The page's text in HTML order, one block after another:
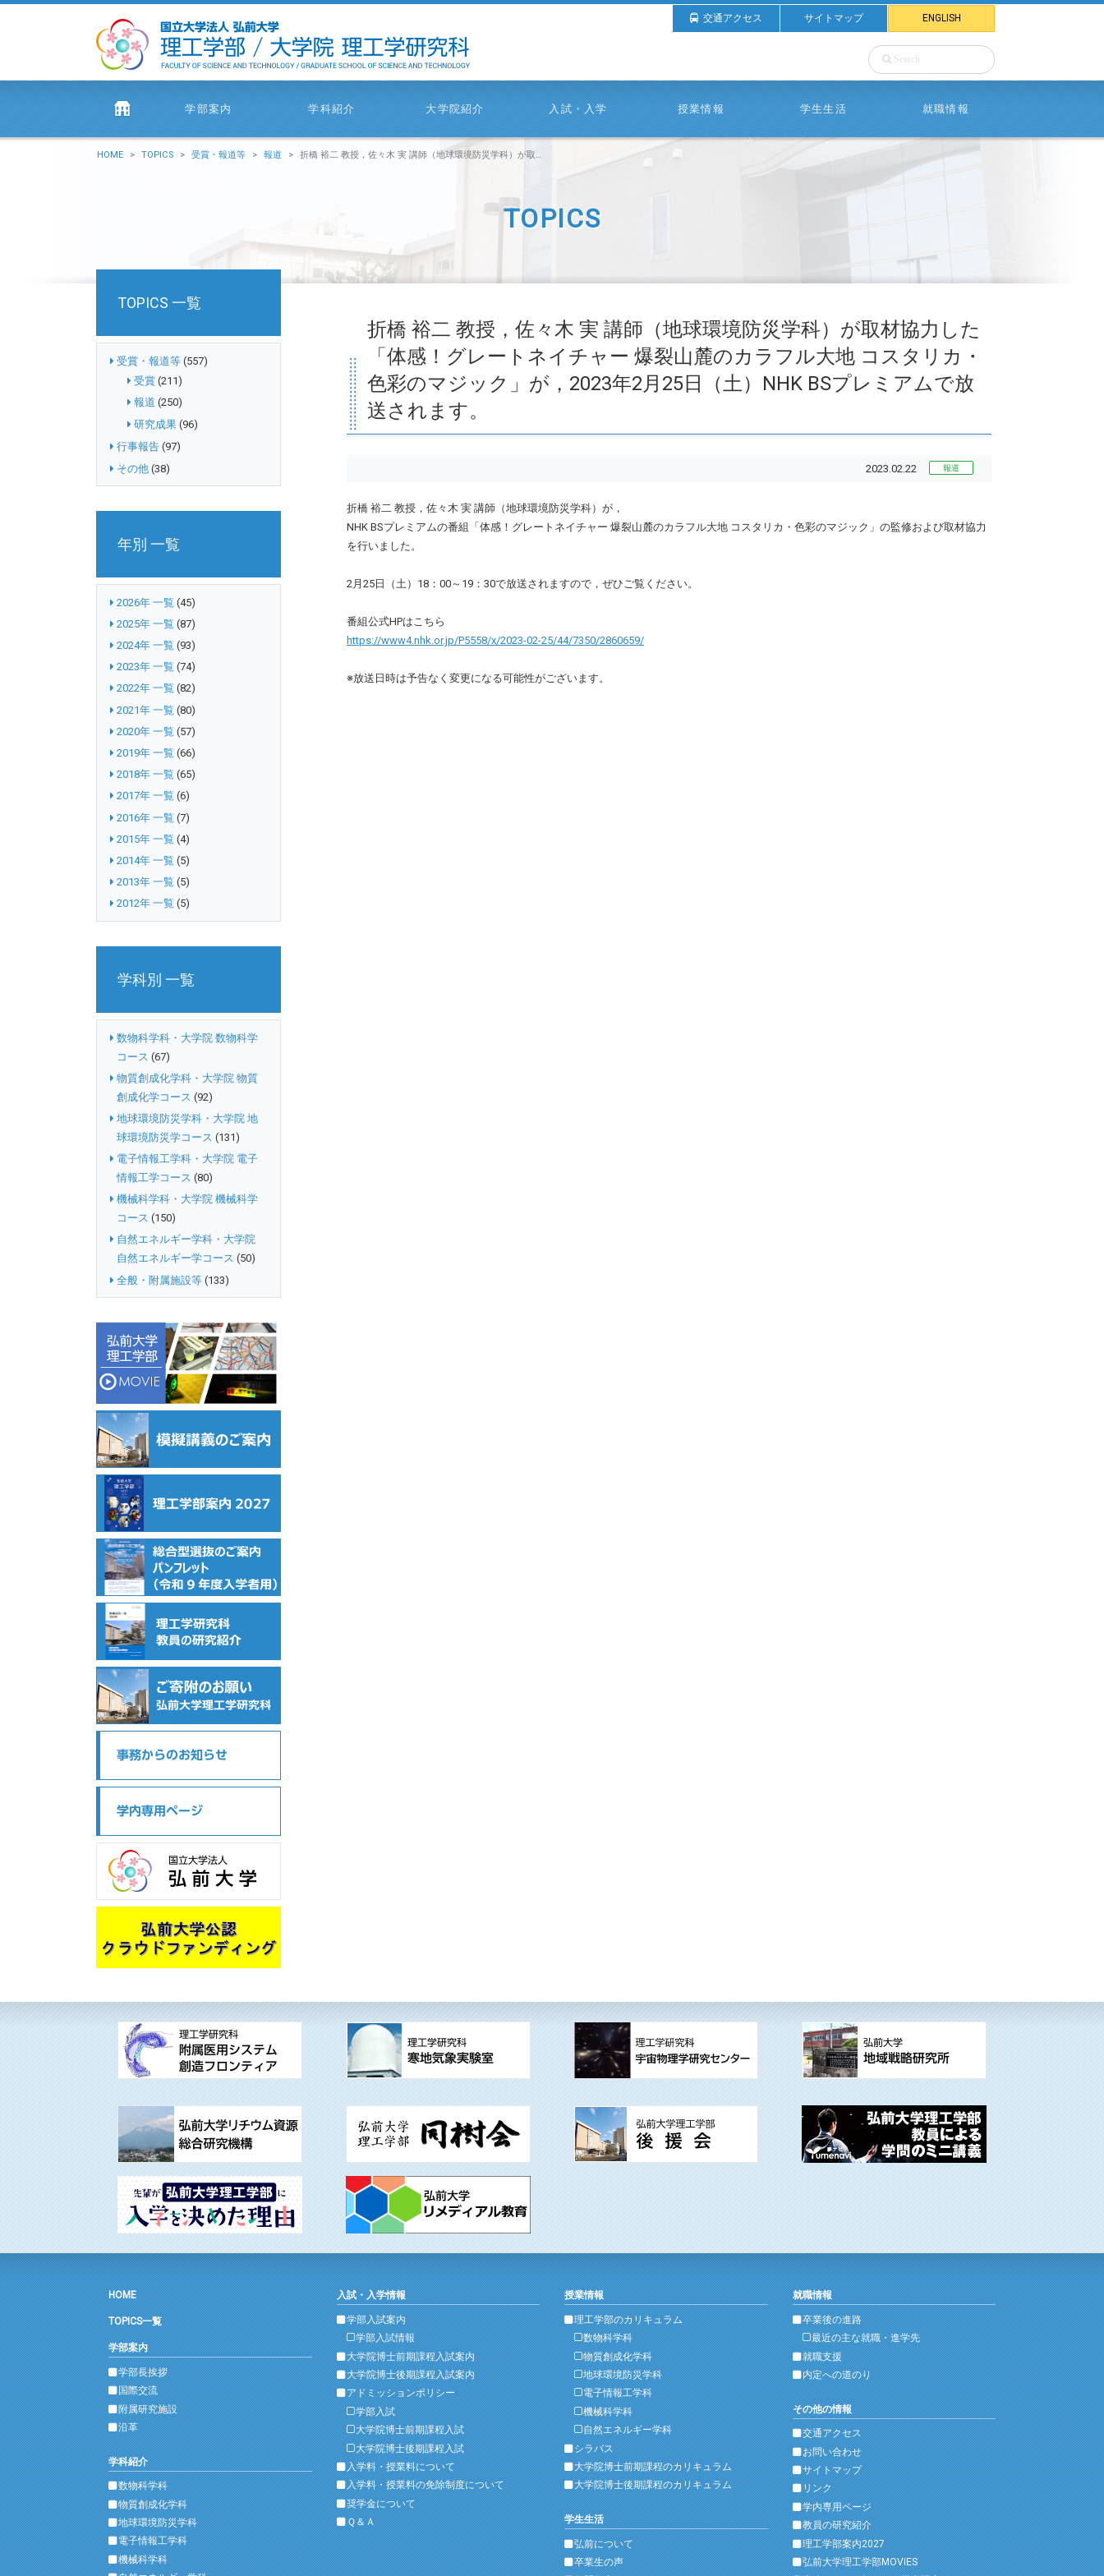
交通アクセス サイトマップ ENGLISH
学部案内 学科紹介 大学院紹介 入試・入学 授業情報 学生生活 就職情報
HOME TOPICS 受賞・報道等 報道 折橋 裕二 教授，佐々木 実 講師（地球環境防災学科）が取材協力した「体感！グレートネイチャー 爆裂山麓のカラフル大地 コスタリカ・色彩のマジック」が，2023年2月25日（土）NHK BSプレミアムで放送されます。
TOPICS
TOPICS 一覧
受賞・報道等 (557)
受賞 (211)
報道 (250)
研究成果 (96)
行事報告 (97)
その他 (38)
年別 一覧
2026年 一覧 (45)
2025年 一覧 (87)
2024年 一覧 (93)
2023年 一覧 (74)
2022年 一覧 (82)
2021年 一覧 (80)
2020年 一覧 (57)
2019年 一覧 (66)
2018年 一覧 (65)
2017年 一覧 (6)
2016年 一覧 (7)
2015年 一覧 (4)
2014年 一覧 (5)
2013年 一覧 (5)
2012年 一覧 (5)
学科別 一覧
数物科学科・大学院 数物科学
コース (67)
物質創成化学科・大学院 物質
創成化学コース (92)
地球環境防災学科・大学院 地
球環境防災学コース (131)
電子情報工学科・大学院 電子
情報工学コース (80)
機械科学科・大学院 機械科学
コース (150)
自然エネルギー学科・大学院
自然エネルギー学コース (50)
全般・附属施設等 (133)
折橋 裕二 教授，佐々木 実 講師（地球環境防災学科）が取材協力した
「体感！グレートネイチャー 爆裂山麓のカラフル大地 コスタリカ・
色彩のマジック」が，2023年2月25日（土）NHK BSプレミアムで放
送されます。
2023.02.22 報道
折橋 裕二 教授，佐々木 実 講師（地球環境防災学科）が，
NHK BSプレミアムの番組「体感！グレートネイチャー 爆裂山麓のカラフル大地 コスタリカ・色彩のマジック」の監修および取材協力
を行いました。
2月25日（土）18：00～19：30で放送されますので，ぜひご覧ください。
番組公式HPはこちら
https://www4.nhk.or.jp/P5558/x/2023-02-25/44/7350/2860659/
※放送日時は予告なく変更になる可能性がございます。
HOME
TOPICS一覧
学部案内
学部長挨拶
国際交流
附属研究施設
沿革
学科紹介
数物科学科
物質創成化学科
地球環境防災学科
電子情報工学科
機械科学科
入試・入学情報
学部入試案内
学部入試情報
大学院博士前期課程入試案内
大学院博士後期課程入試案内
アドミッションポリシー
学部入試
大学院博士前期課程入試
大学院博士後期課程入試
入学料・授業料について
入学料・授業料の免除制度について
奨学金について
Ｑ＆Ａ
授業情報
理工学部のカリキュラム
数物科学科
物質創成化学科
地球環境防災学科
電子情報工学科
機械科学科
自然エネルギー学科
シラバス
大学院博士前期課程のカリキュラム
大学院博士後期課程のカリキュラム
学生生活
弘前について
卒業生の声
就職情報
卒業後の進路
最近の主な就職・進学先
就職支援
内定への道のり
その他の情報
交通アクセス
お問い合わせ
サイトマップ
リンク
学内専用ページ
教員の研究紹介
理工学部案内2027
弘前大学理工学部MOVIES